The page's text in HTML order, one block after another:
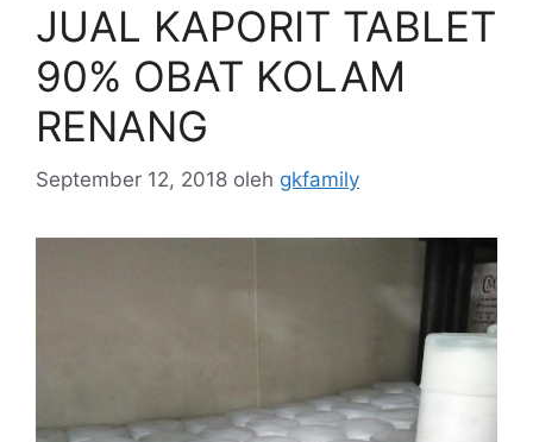
JUAL KAPORIT TABLET
90% OBAT KOLAM
RENANG
September 12, 2018 oleh gkfamily